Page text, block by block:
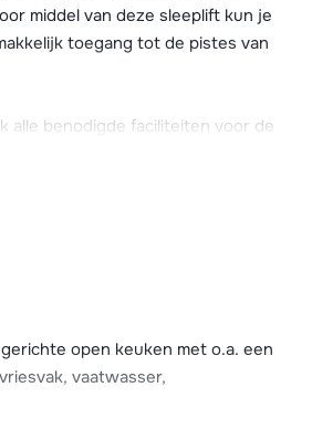
middel van deze sleeplift kun je
toegang tot de pistes van
alle benodigde faciliteiten voor de
en als je een hapje wilt eten
slaapkamers. Heb je zin om na
privé-sauna, geschikt voor 3
open keuken met o.a. een
vaatwasser,